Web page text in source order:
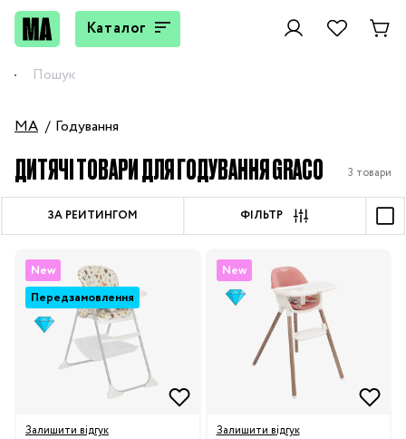
Каталог
MA Годування
ДИТЯЧІ ТОВАРИ ДЛЯ ГОДУВАННЯ GRACO 3 товари
ЗА РЕЙТИНГОМ ФІЛЬТР
New
Передзамовлення
Залишити відгук
New
Залишити відгук